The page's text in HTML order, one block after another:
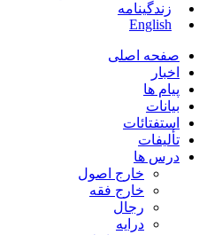
زندگینامه
English
صفحه اصلی
اخبار
پیام ها
بیانات
استفتائات
تألیفات
درس ها
خارج اصول
خارج فقه
رجال
درایه